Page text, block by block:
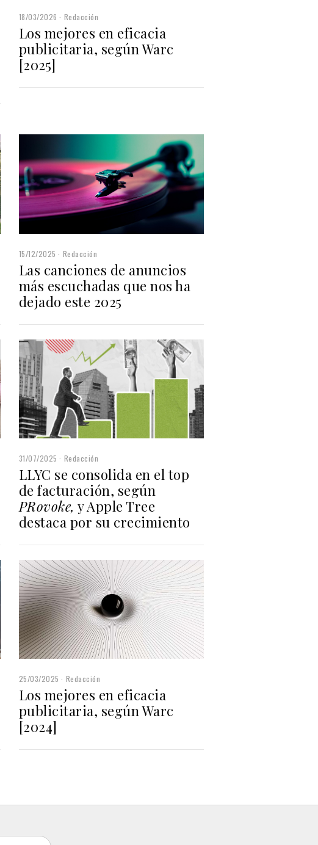
18/03/2026 Redacción
Los mejores en eficacia
publicitaria, según Warc
[2025]
15/12/2025 Redacción
Las canciones de anuncios
más escuchadas que nos ha
dejado este 2025
31/07/2025 Redacción
LLYC se consolida en el top
de facturación, según
PRovoke, y Apple Tree
destaca por su crecimiento
25/03/2025 Redacción
Los mejores en eficacia
publicitaria, según Warc
[2024]